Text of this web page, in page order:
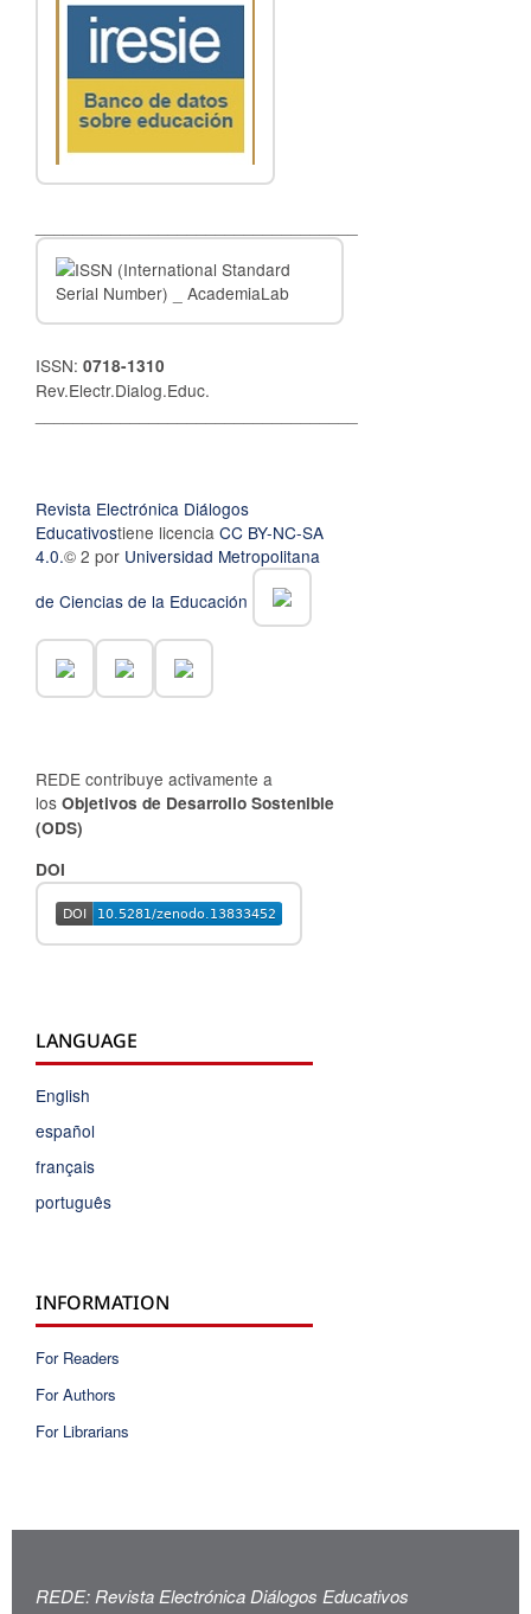
ISSN: 0718-1310
Rev.Electr.Dialog.Educ.
Revista Electrónica Diálogos
Educativostiene licencia CC BY-NC-SA
4.0.© 2 por Universidad Metropolitana
de Ciencias de la Educación
REDE contribuye activamente a
los Objetivos de Desarrollo Sostenible
(ODS)
DOI
LANGUAGE
English
español
français
português
INFORMATION
For Readers
For Authors
For Librarians
REDE: Revista Electrónica Diálogos Educativos